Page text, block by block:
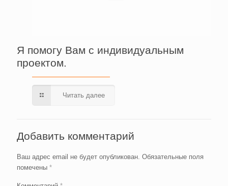
Я помогу Вам с индивидуальным
проектом.
Читать далее
Добавить комментарий
Ваш адрес email не будет опубликован. Обязательные поля
помечены *